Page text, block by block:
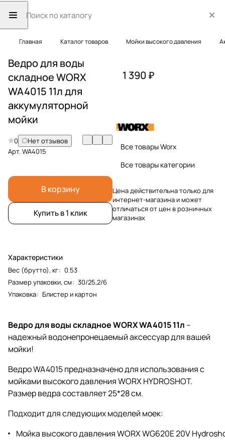
Главная Каталог товаров Мойки высокого давления
Ведро для воды
складное WORX
WA4015 11л для
аккумуляторной
мойки
0
Нет отзывов
Арт.WA4015
В корзину
Купить в 1 клик
Характеристики
Вес (брутто), кг: 0.53
Размер упаковки, см: 30/25,2/6
Упаковка: Блистер и картон
1 390 ₽
Все товары Worx
Все товары категории
Цена действительна только для
интернет-магазина и может
отличаться от цен в розничных
магазинах
Ведро для воды складное WORX WA4015 11л –
надежный водонепронецаемый аксессуар для вашей
мойки!
Ведро WA4015 предназначено для использования с
мойками высокого давления WORX HYDROSHOT.
Размер ведра составляет 25*28 см.
Подходит для следующих моделей моек:
Мойка высокого давления WORX WG620E 20V